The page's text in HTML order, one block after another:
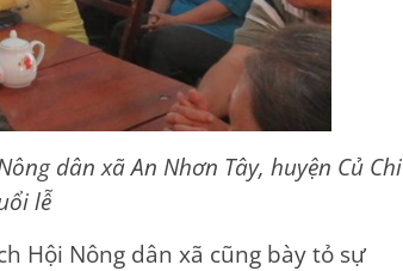
dân xã An Nhơn Tây, huyện Củ Chi
lễ
Hội Nông dân xã cũng bày tỏ sự